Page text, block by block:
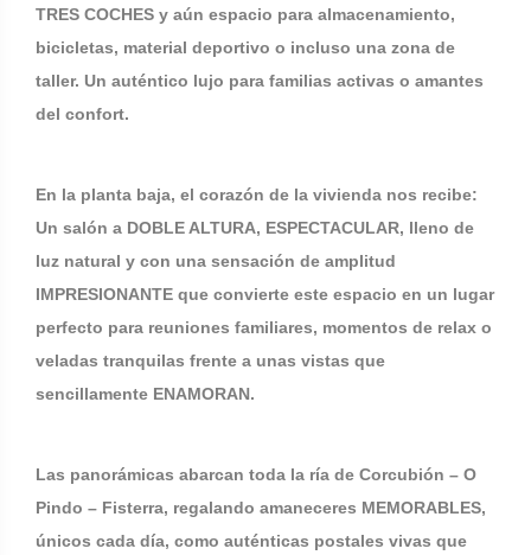
TRES COCHES y aún espacio para almacenamiento,
bicicletas, material deportivo o incluso una zona de
taller. Un auténtico lujo para familias activas o amantes
del confort.
En la planta baja, el corazón de la vivienda nos recibe:
Un salón a DOBLE ALTURA, ESPECTACULAR, lleno de
luz natural y con una sensación de amplitud
IMPRESIONANTE que convierte este espacio en un lugar
perfecto para reuniones familiares, momentos de relax o
veladas tranquilas frente a unas vistas que
sencillamente ENAMORAN.
Las panorámicas abarcan toda la ría de Corcubión – O
Pindo – Fisterra, regalando amaneceres MEMORABLES,
únicos cada día, como auténticas postales vivas que